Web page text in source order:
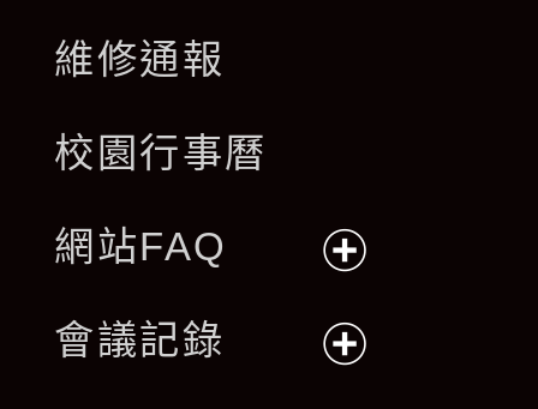
維修通報
校園行事曆
網站FAQ
開
會議記錄